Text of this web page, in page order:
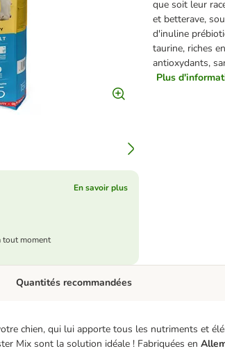
que soit leur
et betterave,
d'inuline
taurine, riches en
antioxydants,
Plus
En savoir plus
tout moment
chien, qui lui apporte tous les nutriments et
Mix sont la solution idéale ! Fabriquées en
Quantités recommandées